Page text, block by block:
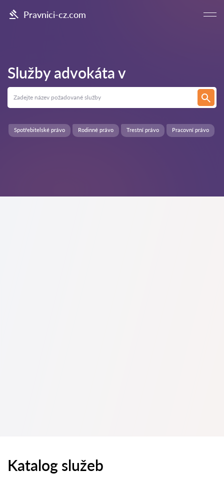
Pravnici-cz.com
Služby advokáta v
Pracovní právo
Spotřebitelské právo Rodinné právo Trestní právo
Katalog služeb